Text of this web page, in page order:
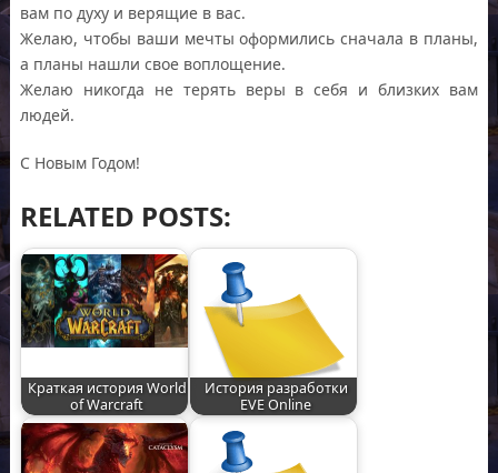
вам по духу и верящие в вас.
Желаю, чтобы ваши мечты оформились сначала в планы,
а планы нашли свое воплощение.
Желаю никогда не терять веры в себя и близких вам
людей.
С Новым Годом!
RELATED POSTS:
Краткая история World
of Warcraft
История разработки
EVE Online